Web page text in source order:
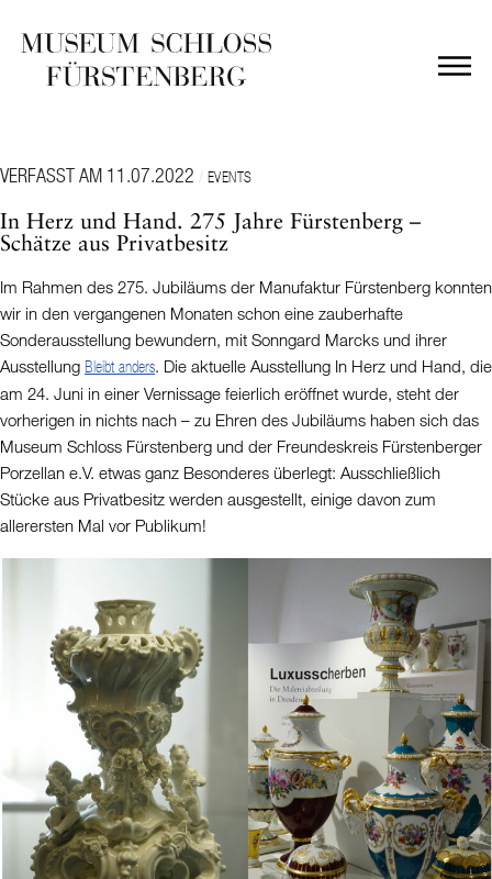
VERFASST AM 11.07.2022 / EVENTS
In Herz und Hand. 275 Jahre Fürstenberg –
Schätze aus Privatbesitz
Im Rahmen des 275. Jubiläums der Manufaktur Fürstenberg konnten
wir in den vergangenen Monaten schon eine zauberhafte
Sonderausstellung bewundern, mit Sonngard Marcks und ihrer
Ausstellung Bleibt anders. Die aktuelle Ausstellung In Herz und Hand, die
am 24. Juni in einer Vernissage feierlich eröffnet wurde, steht der
vorherigen in nichts nach – zu Ehren des Jubiläums haben sich das
Museum Schloss Fürstenberg und der Freundeskreis Fürstenberger
Porzellan e.V. etwas ganz Besonderes überlegt: Ausschließlich
Stücke aus Privatbesitz werden ausgestellt, einige davon zum
allerersten Mal vor Publikum!